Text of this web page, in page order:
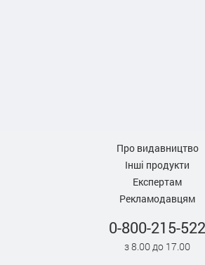
Про видавництво
Інші продукти
Експертам
Рекламодавцям
0-800-215-522
з 8.00 до 17.00